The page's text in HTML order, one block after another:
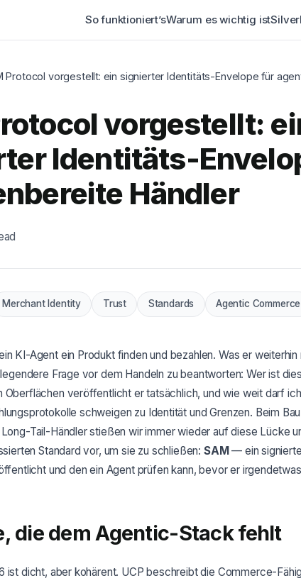
So funktioniert’sWarum es wichtig istSilver
Protocol vorgestellt: ein signierter Identitäts-Envelope für
vorgestellt:
Identitäts-
Händler
Merchant Identity Trust Standards Agentic Commerce
KI-Agent ein Produkt finden und bezahlen. Was er
Frage vor dem Handeln zu beantworten: Wer ist
veröffentlicht er tatsächlich, und wie weit darf
schweigen zu Identität und Grenzen. Beim
Tail-Händler stießen wir immer wieder auf diese Lücke
Standard vor, um sie zu schließen: SAM— ein
und den ein Agent prüfen kann, bevor er
die dem Agentic-Stack fehlt
ist dicht, aber kohärent. UCP beschreibt die Commerce-